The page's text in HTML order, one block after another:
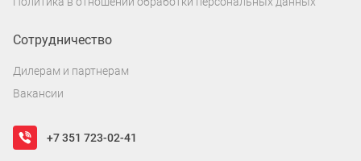
Сотрудничество
Дилерам и партнерам
Вакансии
+7 351 723-02-41